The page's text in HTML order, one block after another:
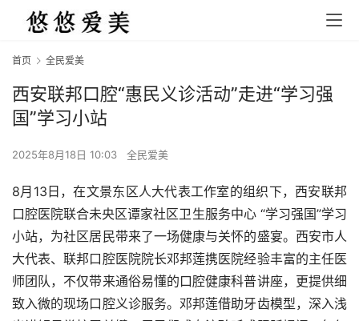
首页 全民爱美
西安联邦口腔“惠民义诊活动”走进“学习强
国”学习小站
2025年8月18日 10:03 全民爱美
8月13日，在文景东区人大代表工作室的组织下，西安联邦
口腔医院联合未央区谭家社区卫生服务中心 “学习强国”学习
小站，为社区居民带来了一场健康与关怀的盛宴。西安市人
大代表、联邦口腔医院院长邓邦莲携医院经验丰富的主任医
师团队，不仅带来通俗易懂的口腔健康科普讲座，更提供细
致入微的现场口腔义诊服务。邓邦莲借助牙齿模型，深入浅